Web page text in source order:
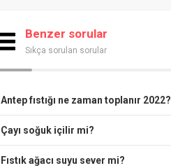
Benzer sorular
Sıkça sorulan sorular
Antep fıstığı ne zaman toplanır 2022?
Çayı soğuk içilir mi?
Fıstık ağacı suyu sever mi?